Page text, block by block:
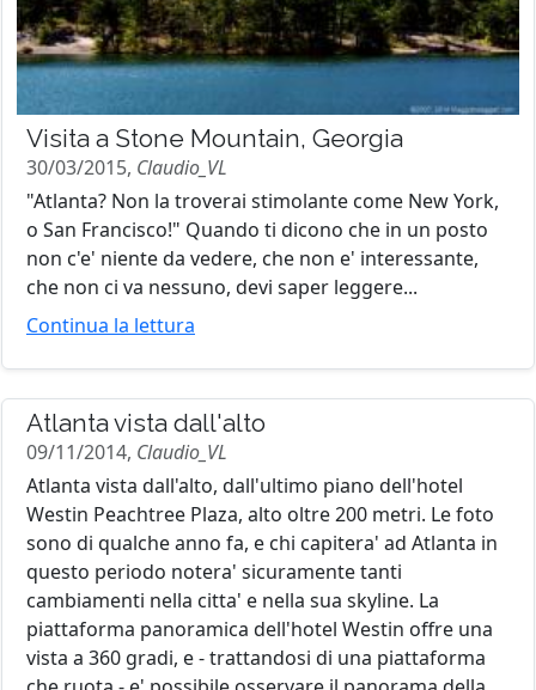
Visita a Stone Mountain, Georgia
30/03/2015, Claudio_VL
"Atlanta? Non la troverai stimolante come New York,
o San Francisco!" Quando ti dicono che in un posto
non c'e' niente da vedere, che non e' interessante,
che non ci va nessuno, devi saper leggere...
Continua la lettura
Atlanta vista dall'alto
09/11/2014, Claudio_VL
Atlanta vista dall'alto, dall'ultimo piano dell'hotel
Westin Peachtree Plaza, alto oltre 200 metri. Le foto
sono di qualche anno fa, e chi capitera' ad Atlanta in
questo periodo notera' sicuramente tanti
cambiamenti nella citta' e nella sua skyline. La
piattaforma panoramica dell'hotel Westin offre una
vista a 360 gradi, e - trattandosi di una piattaforma